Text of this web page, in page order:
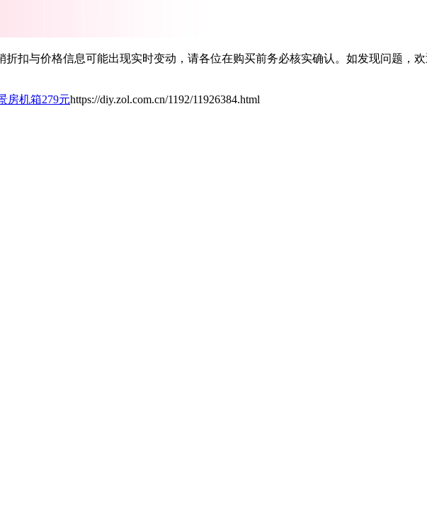
扣与价格信息可能出现实时变动，请各位在购买前务必核实确认。如发现问题，
房机箱279元https://diy.zol.com.cn/1192/11926384.html